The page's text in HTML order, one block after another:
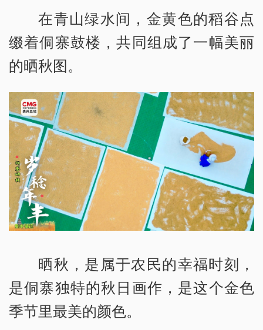
在青山绿水间，金黄色的稻谷点
缀着侗寨鼓楼，共同组成了一幅美丽
的晒秋图。
晒秋，是属于农民的幸福时刻，
是侗寨独特的秋日画作，是这个金色
季节里最美的颜色。